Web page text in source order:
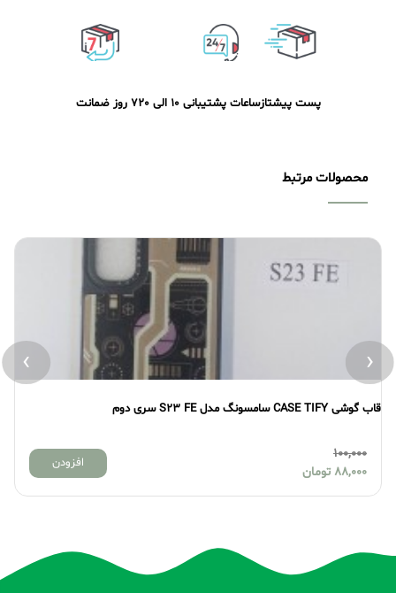
پست پیشتازساعات پشتیبانی 10 الی 20 7 روز ضمانت
محصولات مرتبط
قاب گوشی CASE TIFY سامسونگ مدل S23 FE سری اول
تومان
‹
›